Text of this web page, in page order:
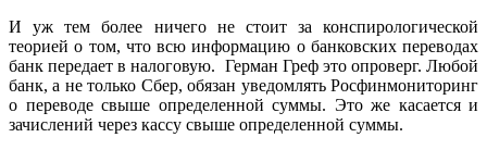
И уж тем более ничего не стоит за конспирологической
теорией о том, что всю информацию о банковских переводах
банк передает в налоговую. Герман Греф это опроверг. Любой
банк, а не только Сбер, обязан уведомлять Росфинмониторинг
о переводе свыше определенной суммы. Это же касается и
зачислений через кассу свыше определенной суммы.